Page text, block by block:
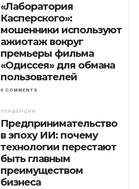
«Лаборатория
Касперского»:
мошенники используют
ажиотаж вокруг
премьеры фильма
«Одиссея» для обмана
пользователей
0 COMMENTS
ТЕНДЕНЦИИ
Предпринимательство
в эпоху ИИ: почему
технологии перестают
быть главным
преимуществом
бизнеса